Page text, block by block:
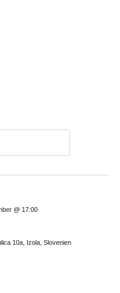
@ 17:00
10a, Izola, Slovenien